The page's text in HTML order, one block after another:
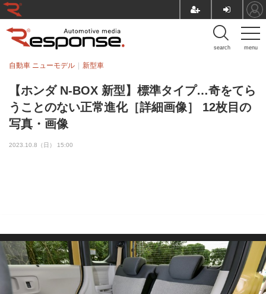
menu
search
【ホンダ N-BOX 新型】標準タイプ…奇をてら
うことのない正常進化［詳細画像］ 12枚目の
写真・画像
自動車 ニューモデル 新型車
2023.10.8（日） 15:00